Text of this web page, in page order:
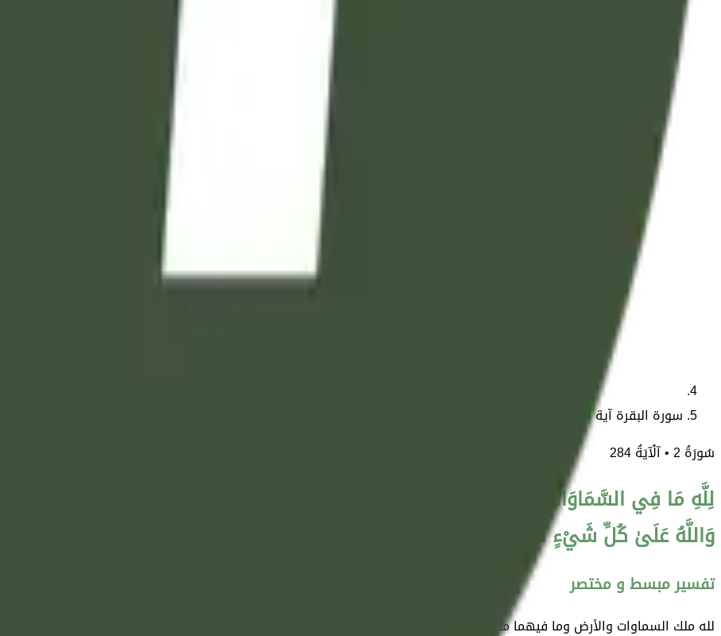
سورة البقرة آية 284
سُورَةُ2• آلْآيَةُ284
لِلَّهِ مَا فِي السَّمَاوَاتِ وَمَا فِي الْأَرْضِ ۗ وَإِنْ تُبْدُوا مَا فِي أَنْفُسِكُمْ أَوْ تُخْفُوهُ يُحَاسِبْكُمْ بِهِ
وَاللَّهُ عَلَىٰ كُلِّ شَيْءٍ قَدِيرٌ
تفسير مبسط و مختصر
لله ملك السماوات والأرض وما فيهما ملكًا وتدبيرًا وإحاطة، لا يخفى عليه شيء. وما تظهروه مما في أنفسكم أو تخفوه فإن الله